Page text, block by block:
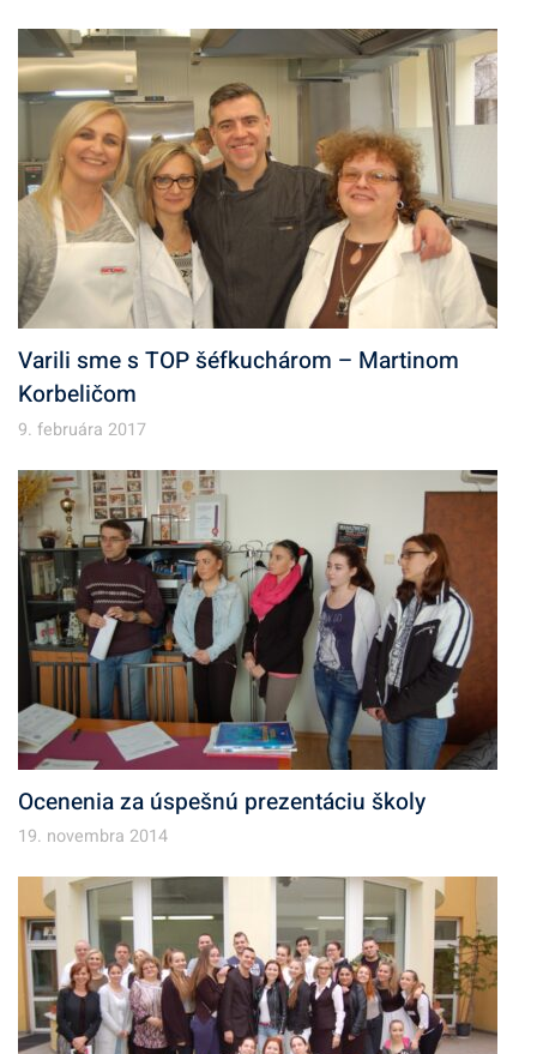
Varili sme s TOP šéfkuchárom – Martinom
Korbeličom
9. februára 2017
Ocenenia za úspešnú prezentáciu školy
19. novembra 2014